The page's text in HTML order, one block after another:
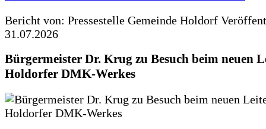
Bericht von: Pressestelle Gemeinde Holdorf
31.07.2026
Bürgermeister Dr. Krug zu Besuch beim neuen
Holdorfer DMK-Werkes